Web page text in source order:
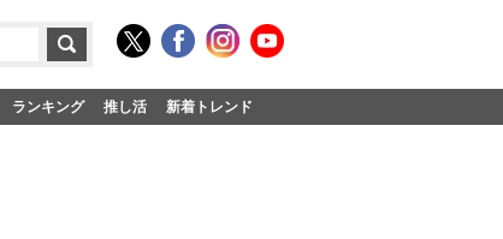
ランキング 推し活 新着トレンド